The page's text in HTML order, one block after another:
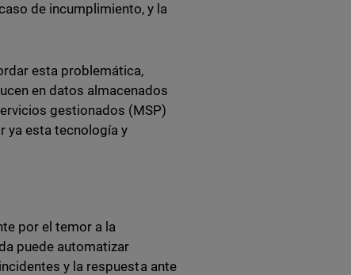
de incumplimiento, y la
esta problemática,
en datos almacenados
gestionados (MSP)
ya esta tecnología y
por el temor a la
puede automatizar
y la respuesta ante